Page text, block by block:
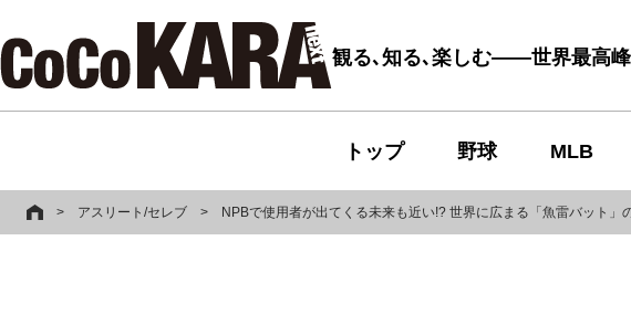
観る､知る､楽しむ――世界最高
トップ 野球 MLB
> アスリート/セレブ > NPBで使用者が出てくる未来も近い!? 世界に広まる「魚雷バット